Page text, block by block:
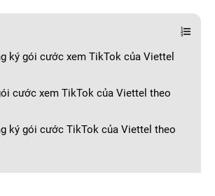
ký gói cước xem TikTok của Viettel
cước xem TikTok của Viettel theo
ký gói cước TikTok của Viettel theo